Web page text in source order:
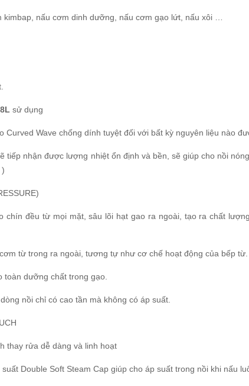
nấu cơm dinh dưỡng, nấu cơm gạo lứt, nấu xôi …
sử dụng
Wave chống dính tuyệt đối với bất kỳ nguyên liệu nào
nhận được lượng nhiệt ổn định và bền, sẽ giúp cho nồi
chín đều từ mọi mặt, sâu lõi hạt gao ra ngoài, tạo ra chất
từ trong ra ngoài, tương tự như cơ chế hoạt động của bếp từ.
toàn dưỡng chất trong gạo.
nồi chỉ có cao tần mà không có áp suất.
thay rửa dễ dàng và linh hoạt
Double Soft Steam Cap giúp cho áp suất trong nồi khi nấu